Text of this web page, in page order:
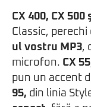
CX 400, CX 500
Classic, perechi
ul vostru MP3,
microfon. CX 55
pun un accent
95, din linia